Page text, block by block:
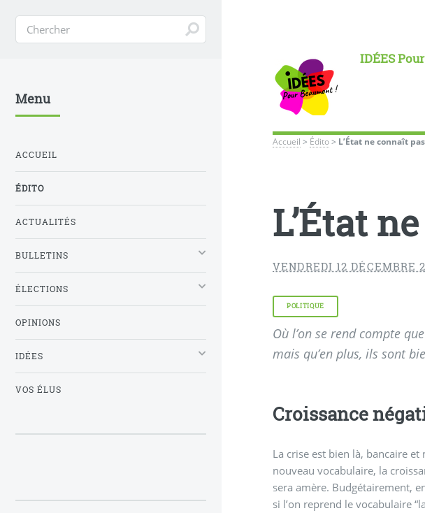
IDÉES
Accueil > Édito> L’État ne connaît
L’État
VENDREDI 12 DÉCEMBRE
POLITIQUE
Où l’on se rend compte
mais qu’en plus, ils sont
Croissance
La crise est bien là, bancaire
nouveau vocabulaire, la
sera amère. Budgétairement,
si l’on reprend le vocabulaire
Menu
ACCUEIL
ÉDITO
ACTUALITÉS
BULLETINS
ÉLECTIONS
OPINIONS
IDÉES
VOS ÉLUS